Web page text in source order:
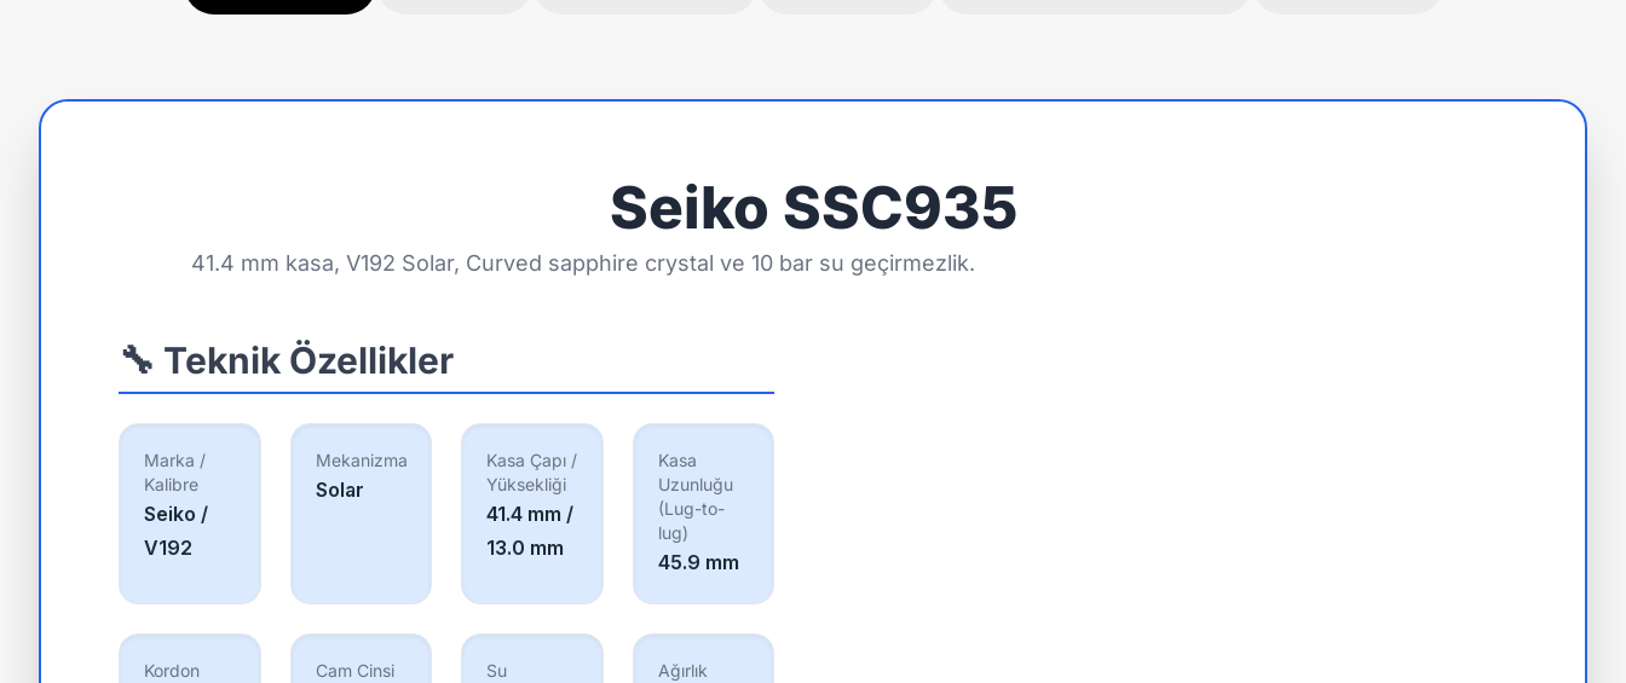
Seiko SSC935
41.4 mm kasa, V192 Solar, Curved sapphire crystal ve 10 bar su geçirmezlik.
🔧 Teknik Özellikler
Marka /
Kalibre
Seiko /
V192
Mekanizma
Solar
Kasa Çapı /
Yüksekliği
41.4 mm /
13.0 mm
Kasa
Uzunluğu
(Lug-to-
lug)
45.9 mm
Kordon
Cam Cinsi
Su
Ağırlık